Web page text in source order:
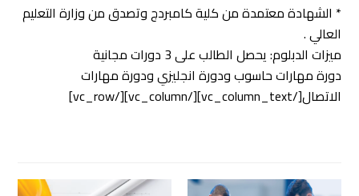
* الشهادة معتمدة من كلية كامبردج وتصدق من وزارة التعليم
العالي .
ميزات الدبلوم: يحصل الطالب على 3 دورات مجانية
دورة مهارات حاسوب ودورة انجليزي ودورة مهارات
الاتصال[/vc_column_text][/vc_column][/vc_row]